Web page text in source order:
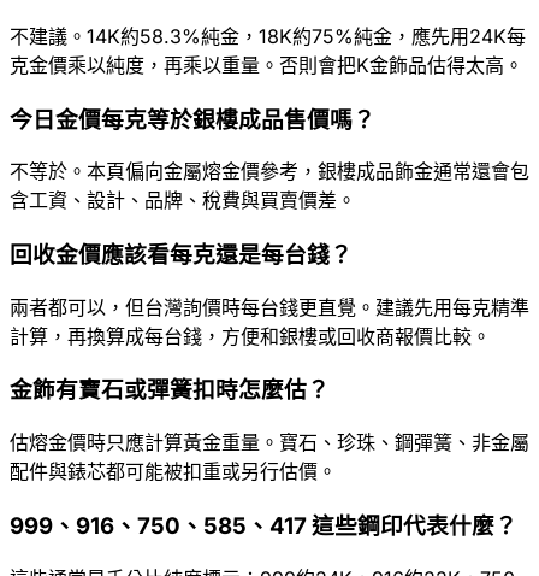
不建議。14K約58.3%純金，18K約75%純金，應先用24K每
克金價乘以純度，再乘以重量。否則會把K金飾品估得太高。
今日金價每克等於銀樓成品售價嗎？
不等於。本頁偏向金屬熔金價參考，銀樓成品飾金通常還會包
含工資、設計、品牌、稅費與買賣價差。
回收金價應該看每克還是每台錢？
兩者都可以，但台灣詢價時每台錢更直覺。建議先用每克精準
計算，再換算成每台錢，方便和銀樓或回收商報價比較。
金飾有寶石或彈簧扣時怎麼估？
估熔金價時只應計算黃金重量。寶石、珍珠、鋼彈簧、非金屬
配件與錶芯都可能被扣重或另行估價。
999、916、750、585、417 這些鋼印代表什麼？